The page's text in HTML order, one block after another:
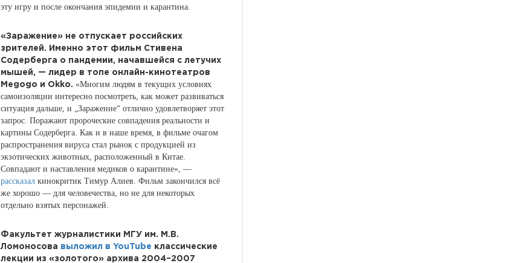
эту игру и после окончания эпидемии и карантина.
«Заражение» не отпускает российских
зрителей. Именно этот фильм Стивена
Содерберга о пандемии, начавшейся с летучих
мышей, — лидер в топе онлайн-кинотеатров
Megogo и Okko. «Многим людям в текущих условиях
самоизоляции интересно посмотреть, как может развиваться
ситуация дальше, и „Заражение“ отлично удовлетворяет этот
запрос. Поражают пророческие совпадения реальности и
картины Содерберга. Как и в наше время, в фильме очагом
распространения вируса стал рынок с продукцией из
экзотических животных, расположенный в Китае.
Совпадают и наставления медиков о карантине», —
рассказал кинокритик Тимур Алиев. Фильм закончился всё
же хорошо — для человечества, но не для некоторых
отдельно взятых персонажей.
Факультет журналистики МГУ им. М.В.
Ломоносова выложил в YouTube классические
лекции из «золотого» архива 2004–2007